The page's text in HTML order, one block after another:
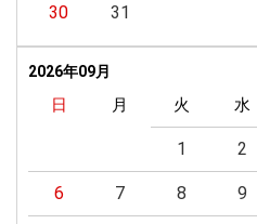
30 31
2026年09月
日 月 火 水
1 2
6 7 8 9